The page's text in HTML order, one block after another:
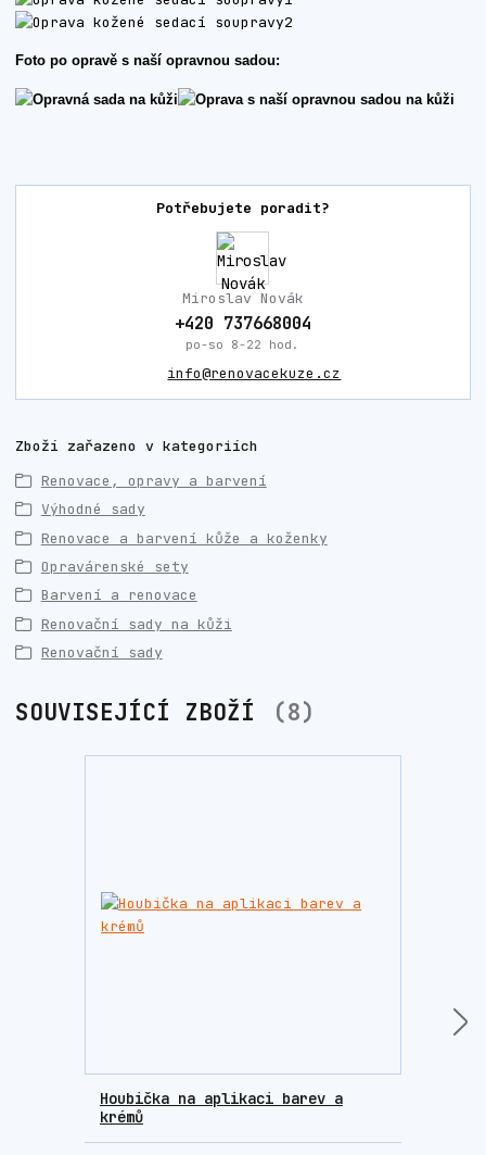
Foto po opravě s naší opravnou sadou:
Potřebujete poradit?
Miroslav Novák
+420 737668004
po-so 8-22 hod.
info@renovacekuze.cz
Zboží zařazeno v kategoriích
Renovace, opravy a barvení
Výhodné sady
Renovace a barvení kůže a koženky
Opravárenské sety
Barvení a renovace
Renovační sady na kůži
Renovační sady
SOUVISEJÍCÍ ZBOŽÍ 8
Houbička na aplikaci barev a
krémů